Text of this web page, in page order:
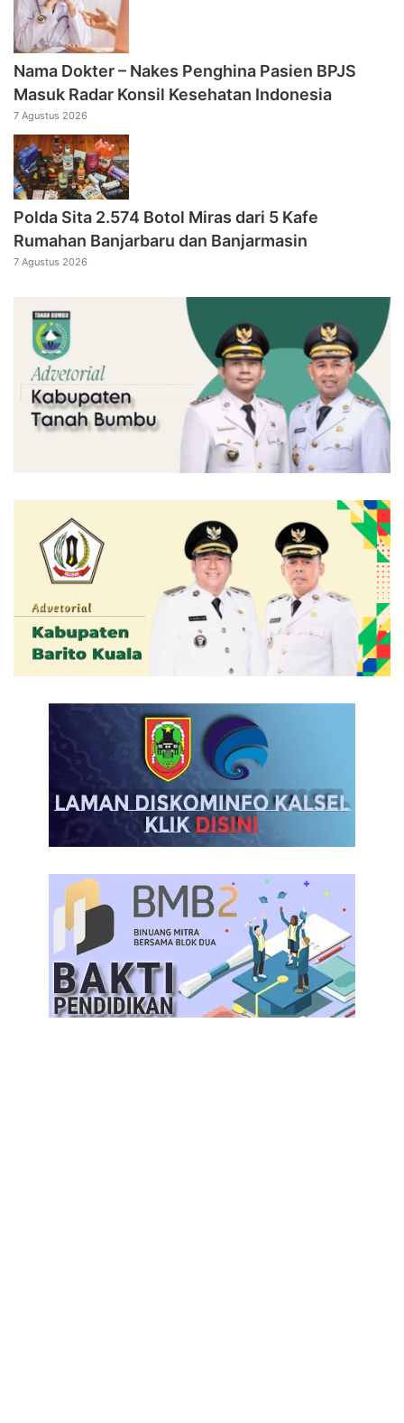
Nama Dokter – Nakes Penghina Pasien BPJS
Masuk Radar Konsil Kesehatan Indonesia
7 Agustus 2026
Polda Sita 2.574 Botol Miras dari 5 Kafe
Rumahan Banjarbaru dan Banjarmasin
7 Agustus 2026